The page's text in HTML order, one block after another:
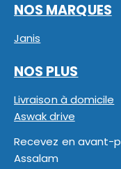
NOS MARQUES
Janis
NOS PLUS
Livraison à domicile
Aswak drive
Recevez en avant-
Assalam